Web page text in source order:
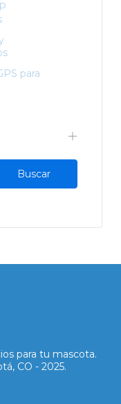
para
Buscar
para tu mascota.
CO - 2025.